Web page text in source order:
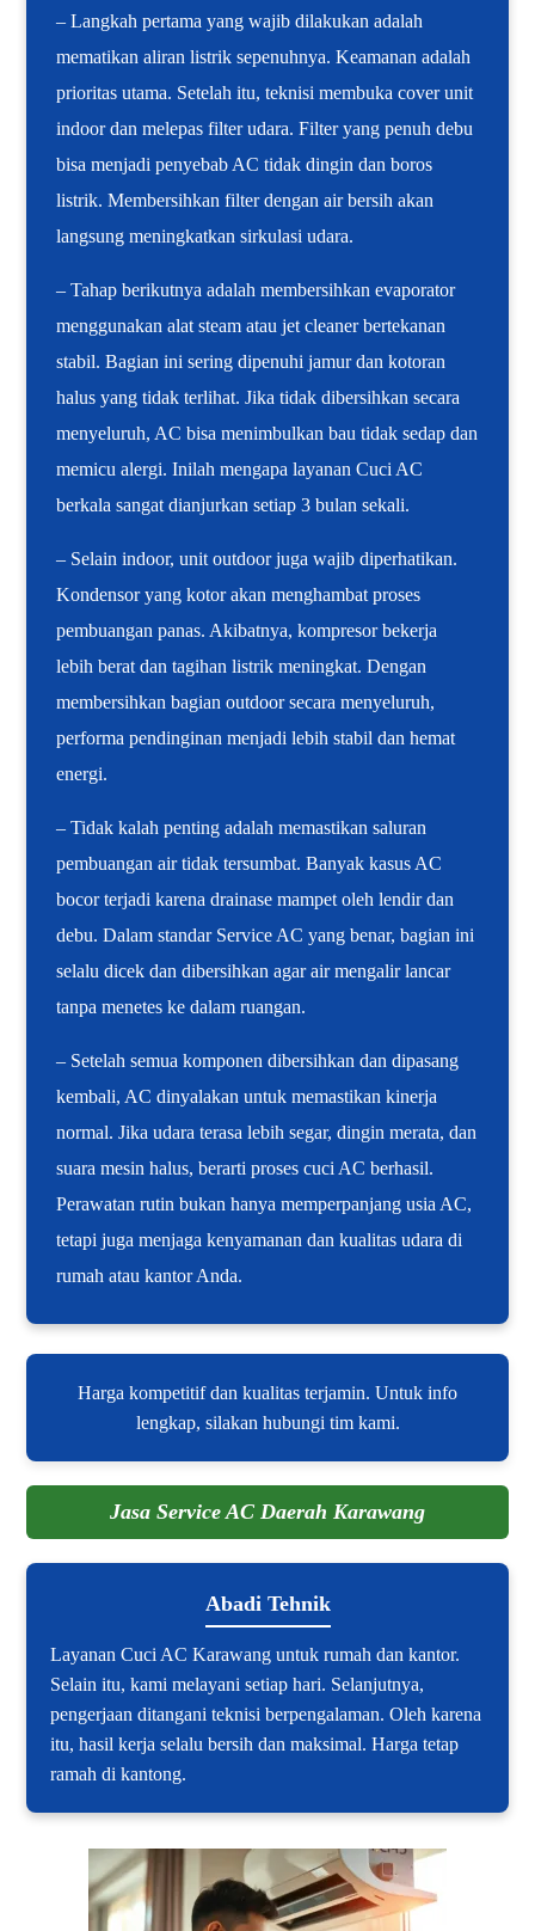
– Langkah pertama yang wajib dilakukan adalah
mematikan aliran listrik sepenuhnya. Keamanan adalah
prioritas utama. Setelah itu, teknisi membuka cover unit
indoor dan melepas filter udara. Filter yang penuh debu
bisa menjadi penyebab AC tidak dingin dan boros
listrik. Membersihkan filter dengan air bersih akan
langsung meningkatkan sirkulasi udara.
– Tahap berikutnya adalah membersihkan evaporator
menggunakan alat steam atau jet cleaner bertekanan
stabil. Bagian ini sering dipenuhi jamur dan kotoran
halus yang tidak terlihat. Jika tidak dibersihkan secara
menyeluruh, AC bisa menimbulkan bau tidak sedap dan
memicu alergi. Inilah mengapa layanan Cuci AC
berkala sangat dianjurkan setiap 3 bulan sekali.
– Selain indoor, unit outdoor juga wajib diperhatikan.
Kondensor yang kotor akan menghambat proses
pembuangan panas. Akibatnya, kompresor bekerja
lebih berat dan tagihan listrik meningkat. Dengan
membersihkan bagian outdoor secara menyeluruh,
performa pendinginan menjadi lebih stabil dan hemat
energi.
– Tidak kalah penting adalah memastikan saluran
pembuangan air tidak tersumbat. Banyak kasus AC
bocor terjadi karena drainase mampet oleh lendir dan
debu. Dalam standar Service AC yang benar, bagian ini
selalu dicek dan dibersihkan agar air mengalir lancar
tanpa menetes ke dalam ruangan.
– Setelah semua komponen dibersihkan dan dipasang
kembali, AC dinyalakan untuk memastikan kinerja
normal. Jika udara terasa lebih segar, dingin merata, dan
suara mesin halus, berarti proses cuci AC berhasil.
Perawatan rutin bukan hanya memperpanjang usia AC,
tetapi juga menjaga kenyamanan dan kualitas udara di
rumah atau kantor Anda.
Harga kompetitif dan kualitas terjamin. Untuk info
lengkap, silakan hubungi tim kami.
Jasa Service AC Daerah Karawang
Abadi Tehnik
Layanan Cuci AC Karawang untuk rumah dan kantor.
Selain itu, kami melayani setiap hari. Selanjutnya,
pengerjaan ditangani teknisi berpengalaman. Oleh karena
itu, hasil kerja selalu bersih dan maksimal. Harga tetap
ramah di kantong.